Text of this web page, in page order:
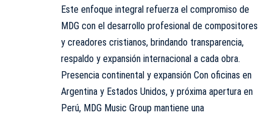
Este enfoque integral refuerza el compromiso de
MDG con el desarrollo profesional de compositores
y creadores cristianos, brindando transparencia,
respaldo y expansión internacional a cada obra.
Presencia continental y expansión Con oficinas en
Argentina y Estados Unidos, y próxima apertura en
Perú, MDG Music Group mantiene una